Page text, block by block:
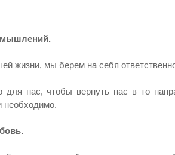
жизни, мы берем на себя
для нас, чтобы вернуть нас в то
необходимо.